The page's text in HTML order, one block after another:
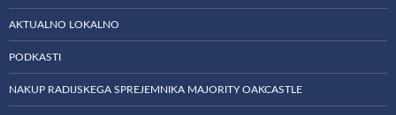
AKTUALNO LOKALNO
PODKASTI
NAKUP RADIJSKEGA SPREJEMNIKA MAJORITY OAKCASTLE